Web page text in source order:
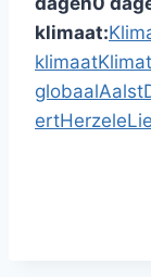
klimaat:
klimaat
globaalAalst
ertHerzele